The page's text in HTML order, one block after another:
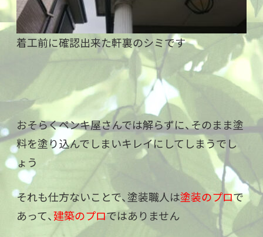
着工前に確認出来た軒裏のシミです
おそらくペンキ屋さんでは解らずに、そのまま塗
料を塗り込んでしまいキレイにしてしまうでし
ょう
それも仕方ないことで、塗装職人は塗装のプロで
あって、建築のプロではありません